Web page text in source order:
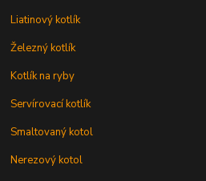
Liatinový kotlík
Železný kotlík
Kotlík na ryby
Servírovací kotlík
Smaltovaný kotol
Nerezový kotol